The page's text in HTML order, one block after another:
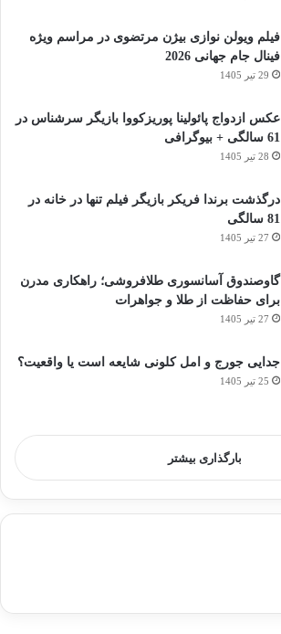
فیلم ویولن نوازی بیژن مرتضوی در مراسم ویژه
فینال جام جهانی 2026
29 تیر 1405
عکس ازدواج پائولینا پوریزکووا بازیگر سرشناس در
61 سالگی + بیوگرافی
28 تیر 1405
درگذشت برندا فریکر بازیگر فیلم تنها در خانه در
81 سالگی
27 تیر 1405
گاوصندوق آسانسوری طلافروشی؛ راهکاری مدرن
برای حفاظت از طلا و جواهرات
27 تیر 1405
جدایی جورج و امل کلونی شایعه است یا واقعیت؟
25 تیر 1405
بارگذاری بیشتر